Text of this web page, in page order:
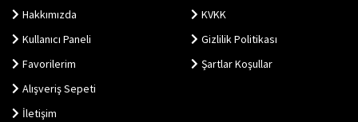
Hakkımızda
Kullanıcı Paneli
Favorilerim
Alışveriş Sepeti
İletişim
KVKK
Gizlilik Politikası
Şartlar Koşullar